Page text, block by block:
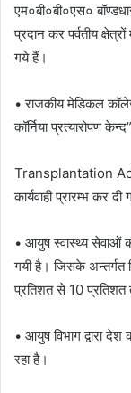
एम०बी०बी०एस०
प्रदान कर पर्वतीय
गये हैं।
• राजकीय मेडिकल
कॉर्निया प्रत्यारोपण
Transplantation Act
कार्यवाही प्रारम्भ कर दी
• आयुष स्वास्थ्य सेवाओं
गयी है। जिसके अन्तर्गत
प्रतिशत से 10 प्रतिशत
• आयुष विभाग द्वारा देश
रहा है।